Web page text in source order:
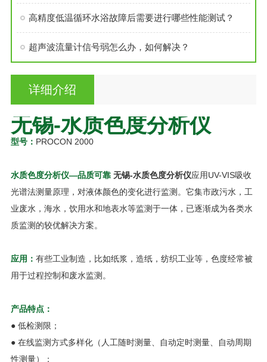
高精度低温循环水浴故障后需要进行哪些性能测试？
超声波流量计信号弱怎么办，如何解决？
详细介绍
无锡-水质色度分析仪
型号： PROCON 2000
水质色度分析仪—品质可靠 无锡-水质色度分析仪应用UV-VIS吸收
光谱法测量原理，对液体颜色的变化进行监测。它集市政污水，工
业废水，海水，饮用水和地表水等监测于一体，已逐渐成为各类水
质监测的较优解决方案。
应用： 有些工业制造，比如纸浆，造纸，纺织工业等，色度经常被
用于过程控制和废水监测。
产品特点：
● 低检测限；
● 在线监测方式多样化（人工随时测量、自动定时测量、自动周期
性测量）；